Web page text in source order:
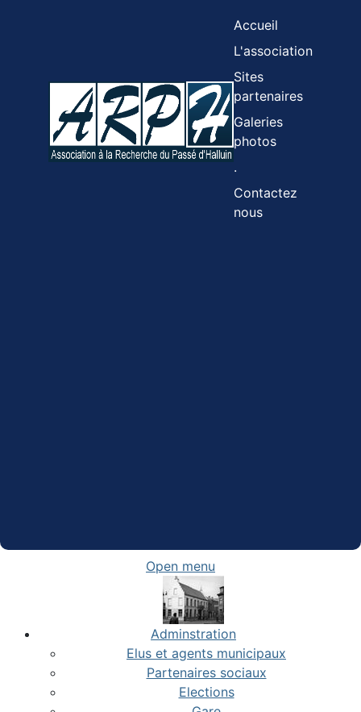
Accueil
L'association
Sites
partenaires
Galeries
photos
.
Contactez
nous
Open menu
Adminstration
Elus et agents municipaux
Partenaires sociaux
Elections